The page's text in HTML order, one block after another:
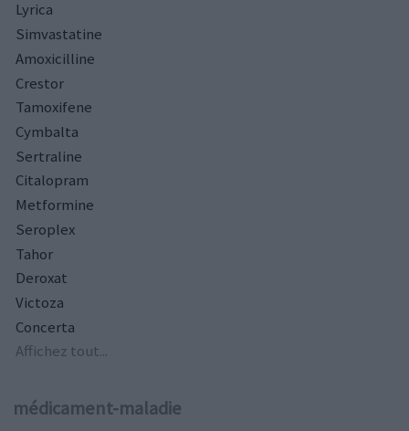
Lyrica
Simvastatine
Amoxicilline
Crestor
Tamoxifene
Cymbalta
Sertraline
Citalopram
Metformine
Seroplex
Tahor
Deroxat
Victoza
Concerta
Affichez tout...
médicament-maladie